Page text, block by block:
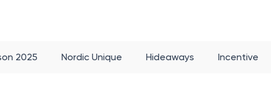
2025 Nordic Unique Hideaways Incentive